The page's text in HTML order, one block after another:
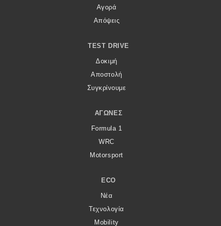
Αγορά
Απόψεις
TEST DRIVE
Δοκιμή
Αποστολή
Συγκρίνουμε
ΑΓΏΝΕΣ
Formula 1
WRC
Motorsport
ECO
Νέα
Τεχνολογία
Mobility